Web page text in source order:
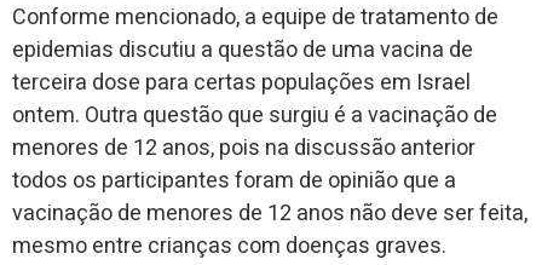
Conforme mencionado, a equipe de tratamento de
epidemias discutiu a questão de uma vacina de
terceira dose para certas populações em Israel
ontem. Outra questão que surgiu é a vacinação de
menores de 12 anos, pois na discussão anterior
todos os participantes foram de opinião que a
vacinação de menores de 12 anos não deve ser feita,
mesmo entre crianças com doenças graves.